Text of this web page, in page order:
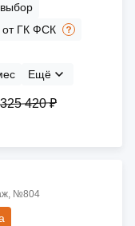
от ГК ФСК
Ещё
420 ₽
№804